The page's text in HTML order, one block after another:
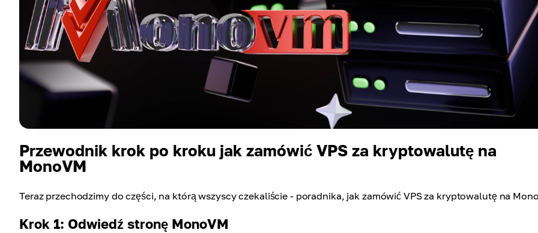
Przewodnik krok po kroku jak zamówić VPS za kryptowalutę na
MonoVM
Teraz przechodzimy do części, na którą wszyscy czekaliście - poradnika, jak zamówić VPS za kryptowalutę na
Krok 1: Odwiedź stronę MonoVM